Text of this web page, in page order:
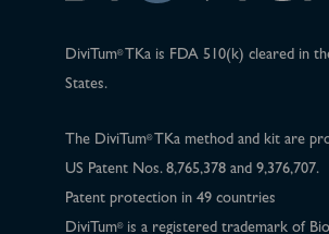
DiviTum®TKa is FDA 510(k) cleared in
States.
The DiviTum®TKa method and kit are
US Patent Nos. 8,765,378 and 9,376,707.
Patent protection in 49 countries
DiviTum®is a registered trademark of